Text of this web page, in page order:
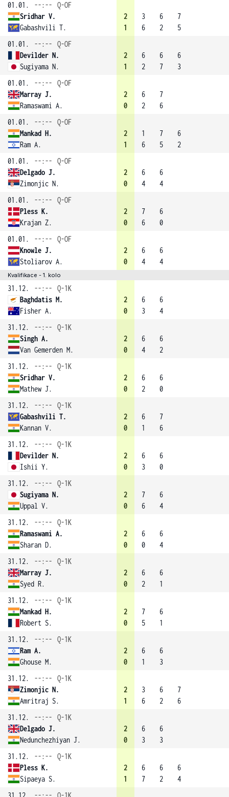
01.01.
--:--
Q-OF
Sridhar V.
Gabashvili T.
2
1
3
6
6
2
7
5
01.01.
--:--
Q-OF
Devilder N.
Sugiyama N.
2
1
6
2
6
7
6
3
01.01.
--:--
Q-OF
Marray J.
Ramaswami A.
2
0
6
2
7
6
01.01.
--:--
Q-OF
Mankad H.
Ram A.
2
1
1
6
7
5
6
2
01.01.
--:--
Q-OF
Delgado J.
Zimonjic N.
2
0
6
4
6
4
01.01.
--:--
Q-OF
Pless K.
Krajan Z.
2
0
7
6
6
0
01.01.
--:--
Q-OF
Knowle J.
Stoliarov A.
2
0
6
4
6
4
Kvalifikace - 1. kolo
31.12. --:--
Q-1K
Baghdatis M.
Fisher A.
2
0
6
3
6
4
31.12.
--:--
Q-1K
Singh A.
Van Gemerden M.
2
0
6
4
6
2
31.12.
--:--
Q-1K
Sridhar V.
Mathew J.
2
0
6
2
6
0
31.12.
--:--
Q-1K
Gabashvili T.
Kannan V.
2
0
6
1
7
6
31.12.
--:--
Q-1K
Devilder N.
Ishii Y.
2
0
6
3
6
0
31.12.
--:--
Q-1K
Sugiyama N.
Uppal V.
2
0
7
6
6
4
31.12.
--:--
Q-1K
Ramaswami A.
Sharan D.
2
0
6
0
6
4
31.12.
--:--
Q-1K
Marray J.
Syed R.
2
0
6
2
6
1
31.12.
--:--
Q-1K
Mankad H.
Robert S.
2
0
7
5
6
1
31.12.
--:--
Q-1K
Ram A.
Ghouse M.
2
0
6
1
6
3
31.12.
--:--
Q-1K
Zimonjic N.
Amritraj S.
2
1
3
6
6
2
7
6
31.12.
--:--
Q-1K
Delgado J.
Nedunchezhiyan J.
2
0
6
3
6
3
31.12.
--:--
Q-1K
Pless K.
Sipaeya S.
2
1
6
7
6
2
6
4
31.12.
--:-- Q-1K